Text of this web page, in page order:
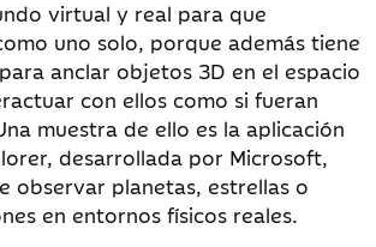
virtual y real para que
uno solo, porque además tiene
anclar objetos 3D en el espacio
con ellos como si fueran
muestra de ello es la aplicación
desarrollada por Microsoft,
observar planetas, estrellas o
en entornos físicos reales.